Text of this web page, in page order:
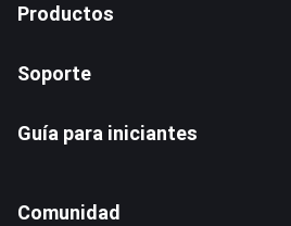
Productos
Soporte
Guía para iniciantes
Comunidad